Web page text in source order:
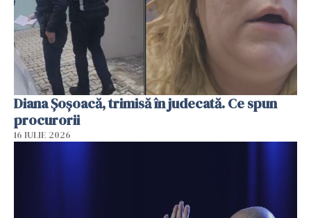
Diana Șoșoacă, trimisă în judecată. Ce spun
procurorii
16 IULIE 2026